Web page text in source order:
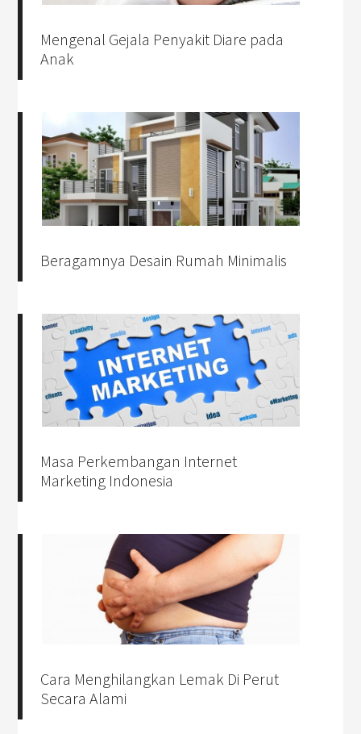
Mengenal Gejala Penyakit Diare pada
Anak
Beragamnya Desain Rumah Minimalis
Masa Perkembangan Internet
Marketing Indonesia
Cara Menghilangkan Lemak Di Perut
Secara Alami